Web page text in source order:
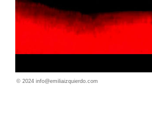
© 2024 info@emiliaizquierdo.com